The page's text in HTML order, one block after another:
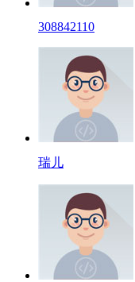
308842110
瑞儿